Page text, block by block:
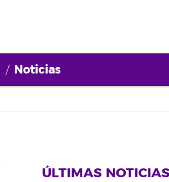
Noticias
ÚLTIMAS NOTICIAS